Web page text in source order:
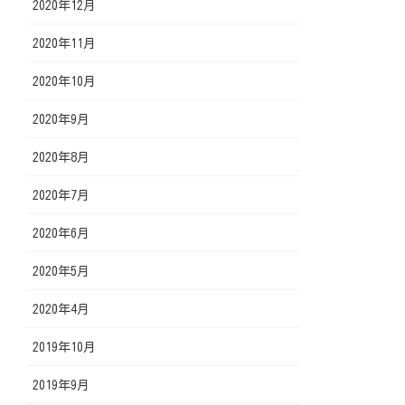
2020年12月
2020年11月
2020年10月
2020年9月
2020年8月
2020年7月
2020年6月
2020年5月
2020年4月
2019年10月
2019年9月